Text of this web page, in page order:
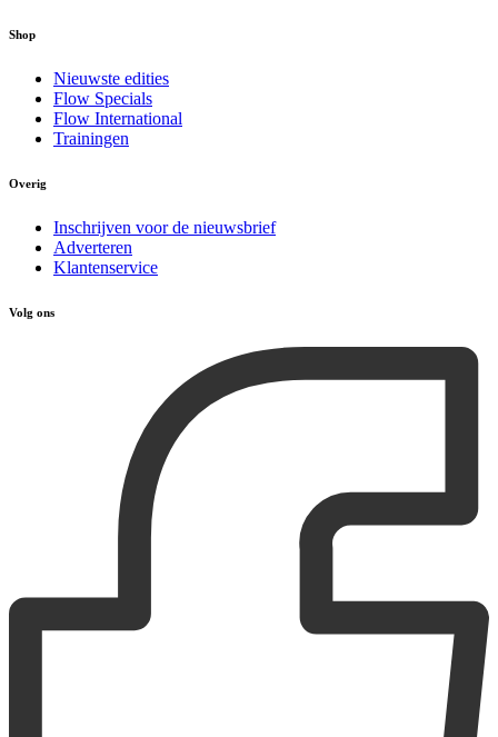
Shop
Nieuwste edities
Flow Specials
Flow International
Trainingen
Overig
Inschrijven voor de nieuwsbrief
Adverteren
Klantenservice
Volg ons